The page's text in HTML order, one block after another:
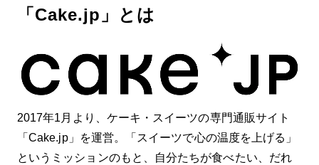
「Cake.jp」とは
2017年1月より、ケーキ・スイーツの専門通販サイト
「Cake.jp」を運営。「スイーツで心の温度を上げる」
というミッションのもと、自分たちが食べたい、だれ